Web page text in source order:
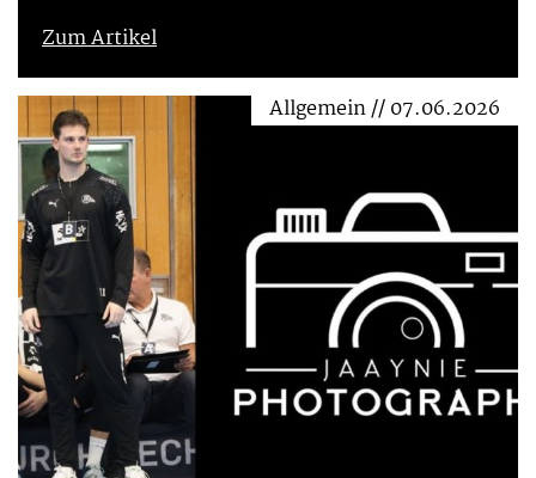
Zum Artikel
Allgemein // 07.06.2026